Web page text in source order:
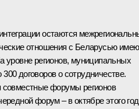
остаются
отношения с Беларусью
уровне регионов, муниципальных
договоров о сотрудничестве.
совместные форумы регионов
форум – в октябре этого